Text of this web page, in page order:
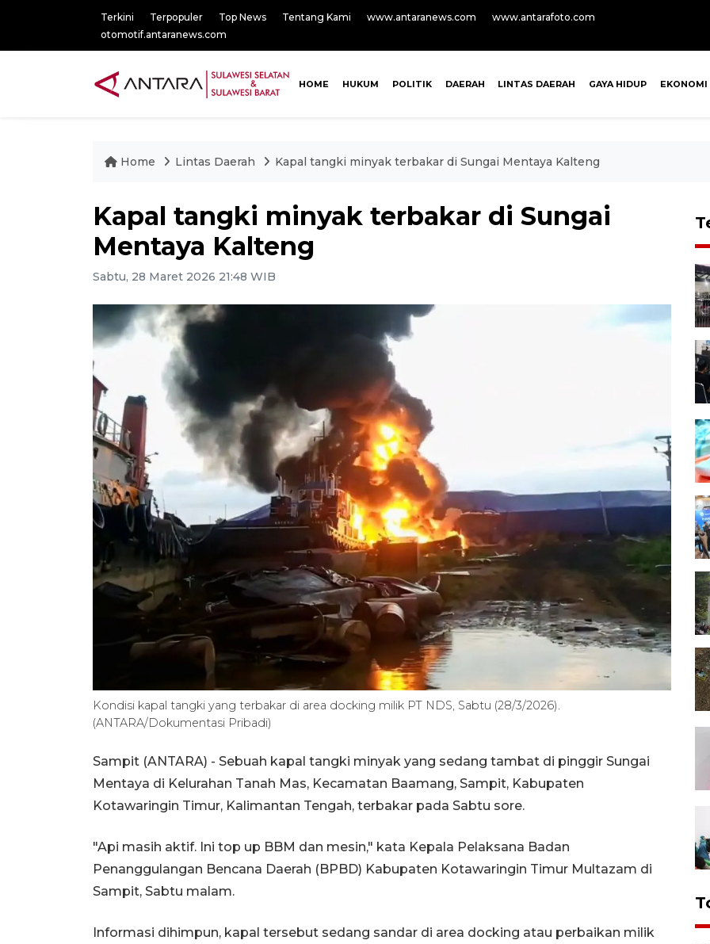
Terkini Terpopuler Top News Tentang Kami www.antaranews.com
www.antarafoto.com
otomotif.antaranews.com
HOME HUKUM POLITIK DAERAH LINTAS DAERAH GAYA HIDUP EKONOMI
Home Lintas Daerah Kapal tangki minyak terbakar di Sungai Mentaya Kalteng
Kapal tangki minyak terbakar di Sungai
Mentaya Kalteng
Sabtu, 28 Maret 2026 21:48 WIB
Kondisi kapal tangki yang terbakar di area docking milik PT NDS, Sabtu (28/3/2026).
(ANTARA/Dokumentasi Pribadi)
Sampit (ANTARA) - Sebuah kapal tangki minyak yang sedang tambat di pinggir Sungai
Mentaya di Kelurahan Tanah Mas, Kecamatan Baamang, Sampit, Kabupaten
Kotawaringin Timur, Kalimantan Tengah, terbakar pada Sabtu sore.
"Api masih aktif. Ini top up BBM dan mesin," kata Kepala Pelaksana Badan
Penanggulangan Bencana Daerah (BPBD) Kabupaten Kotawaringin Timur Multazam di
Sampit, Sabtu malam.
Informasi dihimpun, kapal tersebut sedang sandar di area docking atau perbaikan milik